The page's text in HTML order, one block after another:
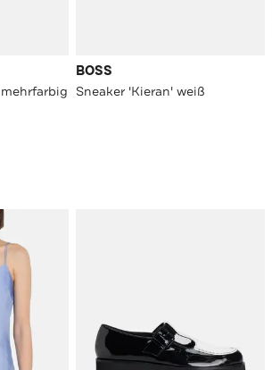
BOSS
Sneaker 'Kieran' weiß